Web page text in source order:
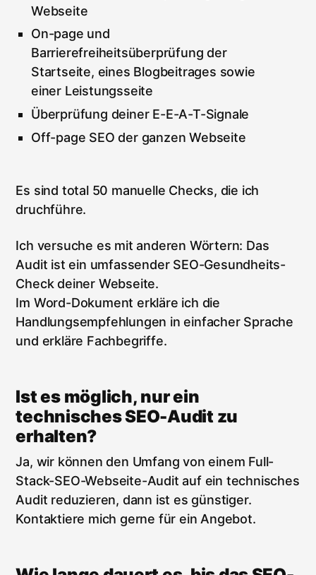
Webseite
On-page und
Barrierefreiheitsüberprüfung der
Startseite, eines Blogbeitrages sowie
einer Leistungsseite
Überprüfung deiner E-E-A-T-Signale
Off-page SEO der ganzen Webseite
Es sind total 50 manuelle Checks, die ich
druchführe.
Ich versuche es mit anderen Wörtern: Das
Audit ist ein umfassender SEO-Gesundheits-
Check deiner Webseite.
Im Word-Dokument erkläre ich die
Handlungsempfehlungen in einfacher Sprache
und erkläre Fachbegriffe.
Ist es möglich, nur ein
technisches SEO-Audit zu
erhalten?
Ja, wir können den Umfang von einem Full-
Stack-SEO-Webseite-Audit auf ein technisches
Audit reduzieren, dann ist es günstiger.
Kontaktiere mich gerne für ein Angebot.